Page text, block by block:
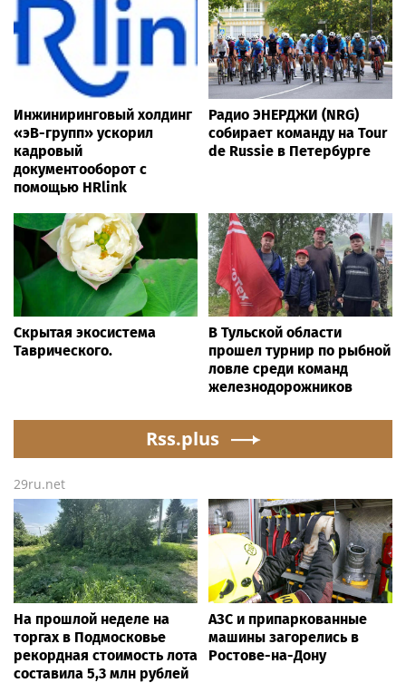
Инжиниринговый холдинг
«эВ-групп» ускорил
кадровый
документооборот с
помощью HRlink
Радио ЭНЕРДЖИ (NRG)
собирает команду на Tour
de Russie в Петербурге
Скрытая экосистема
Таврического.
В Тульской области
прошел турнир по рыбной
ловле среди команд
железнодорожников
Rss.plus
29ru.net
На прошлой неделе на
торгах в Подмосковье
рекордная стоимость лота
составила 5,3 млн рублей
АЗС и припаркованные
машины загорелись в
Ростове-на-Дону